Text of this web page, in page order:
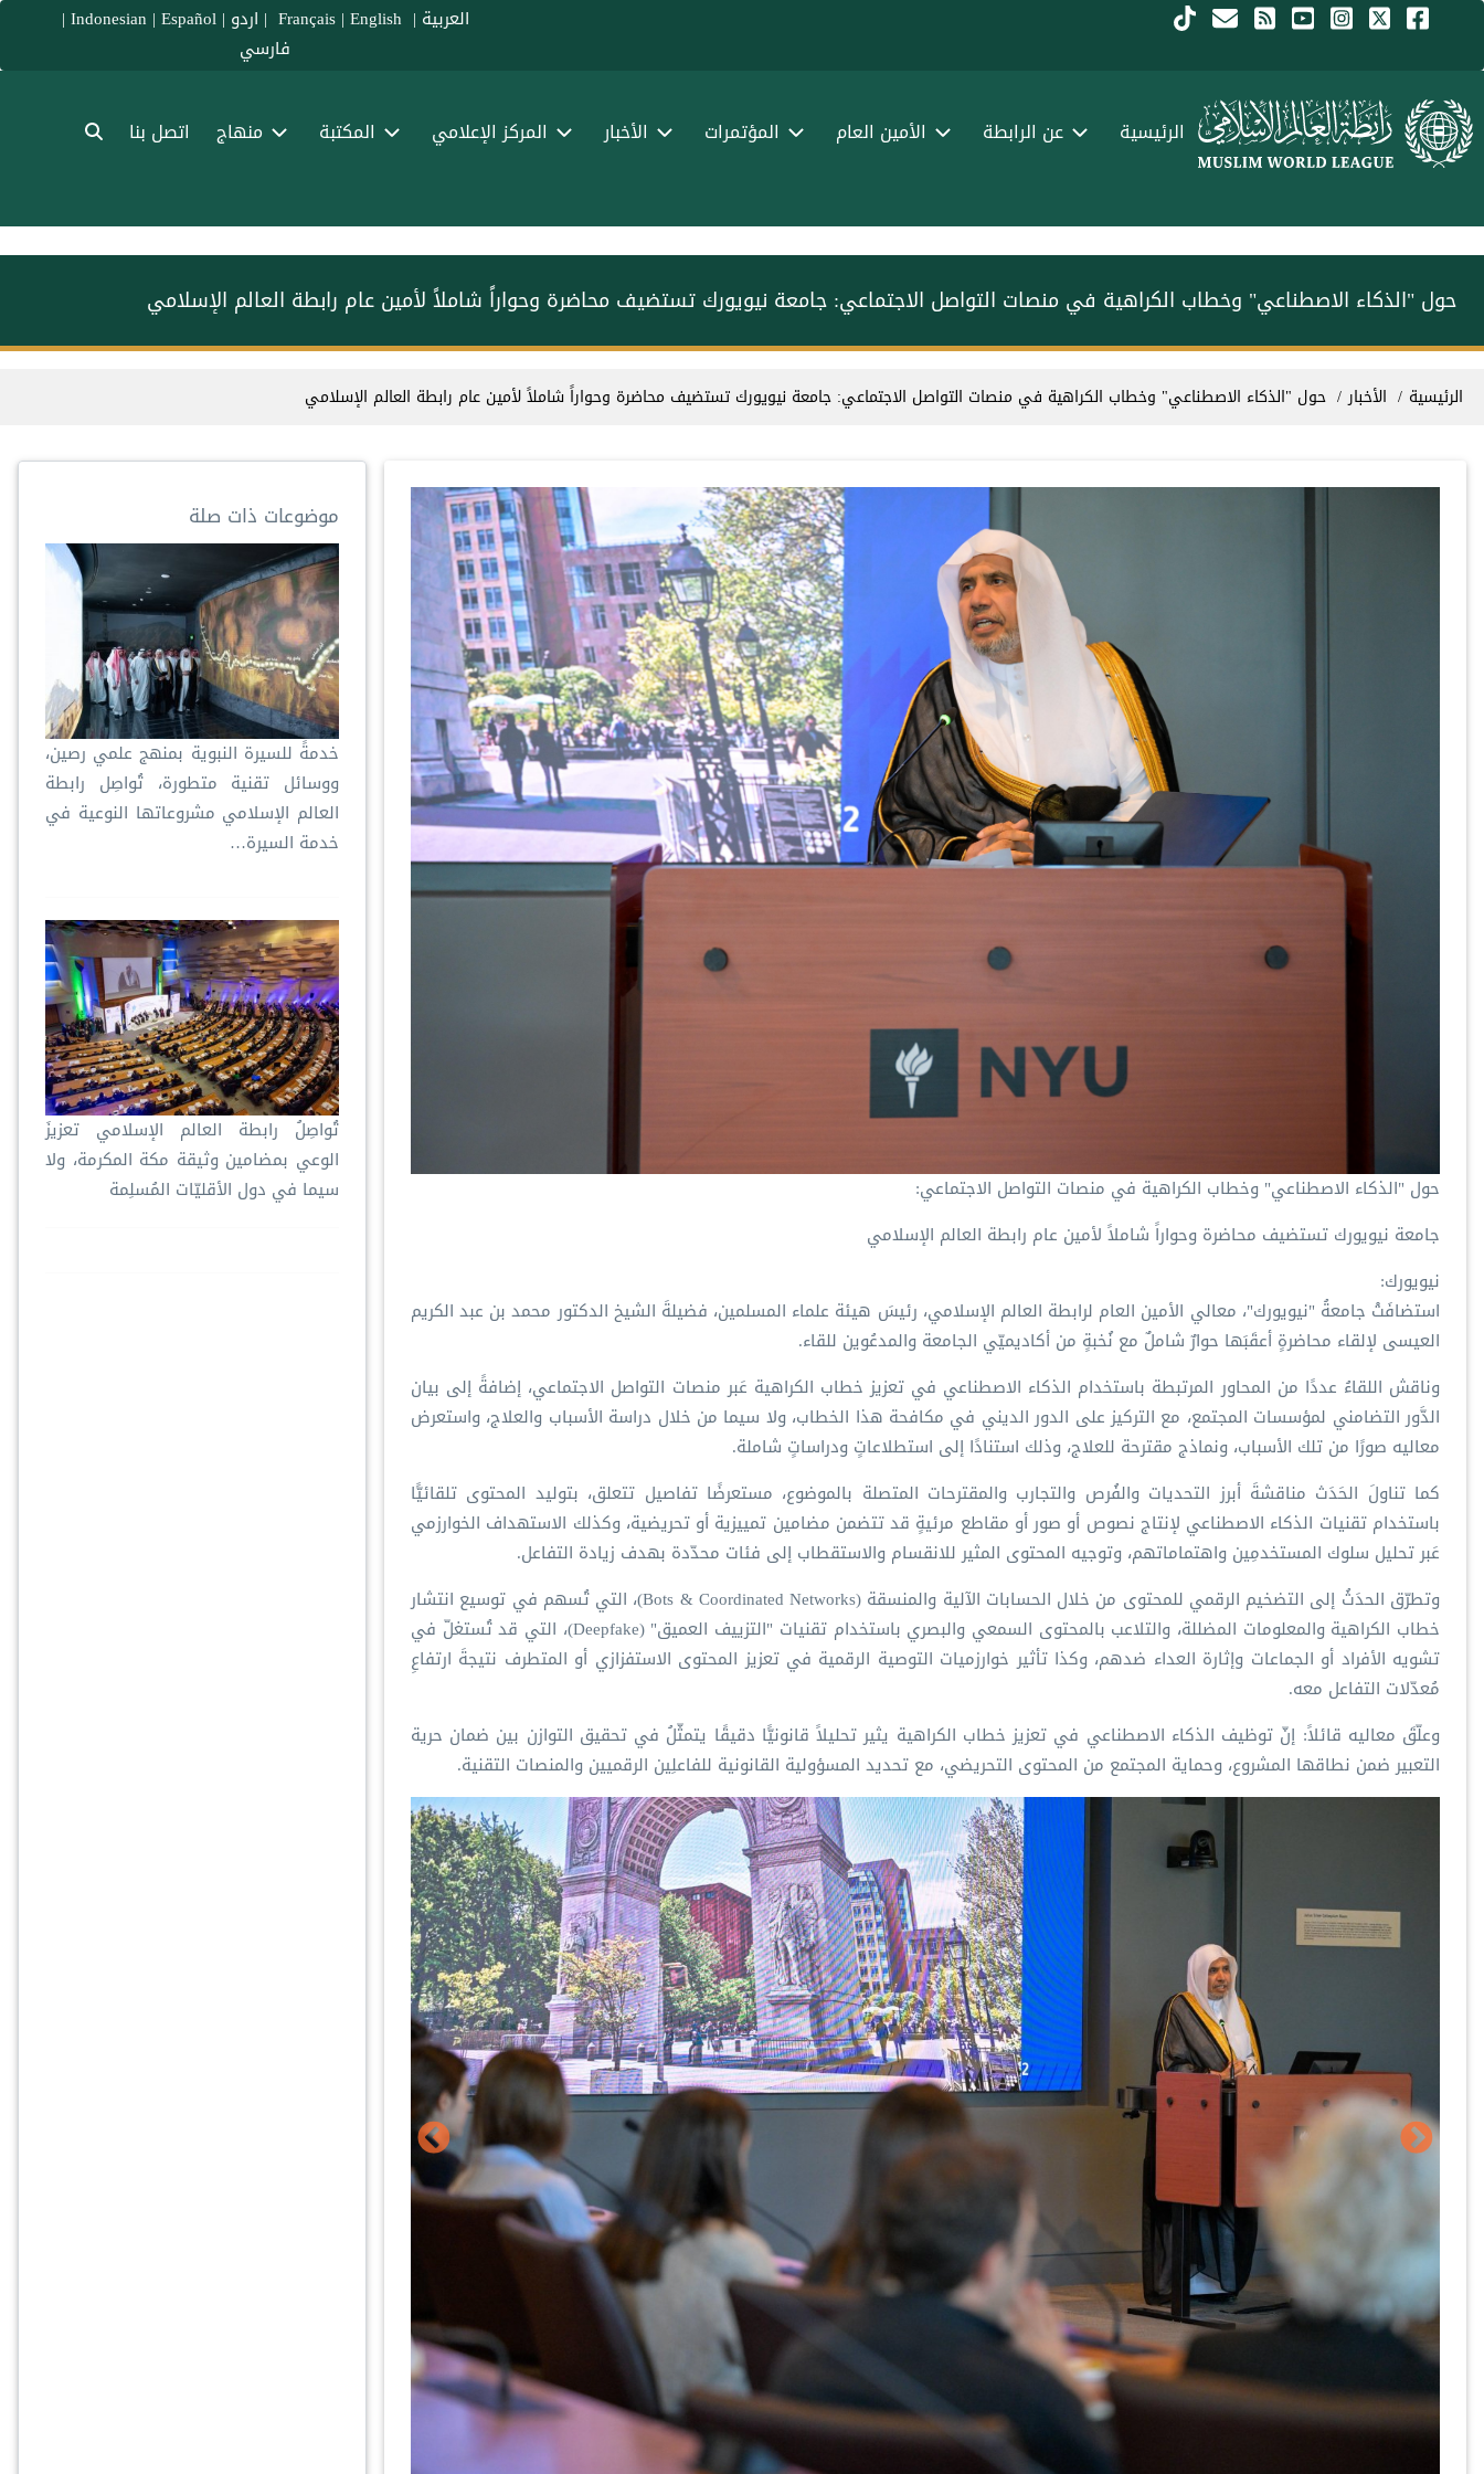
تجاوز إلى المحتوى الرئيسي العربية |
Français
| English
| اردو |
Indonesian | Español
|
فارسي
Menu Arabic الرئيسية عن الرابطة الأمين العام المؤتمرات الأخبار المركز الإعلامي المكتبة منهاج اتصل بنا
حول "الذكاء الاصطناعي" وخطاب الكراهية في منصات التواصل الاجتماعي: جامعة نيويورك تستضيف محاضرة وحواراً شاملاً لأمين عام رابطة العالم الإسلامي
مسار التنقل
الرئيسية الأخبار حول "الذكاء الاصطناعي" وخطاب الكراهية في منصات التواصل الاجتماعي: جامعة نيويورك تستضيف محاضرة وحواراً شاملاً لأمين عام رابطة العالم الإسلامي
حول "الذكاء الاصطناعي" وخطاب الكراهية في منصات التواصل الاجتماعي:
جامعة نيويورك تستضيف محاضرة وحواراً شاملاً لأمين عام رابطة العالم الإسلامي
نيويورك:
استضافَتْ جامعةُ "نيويورك"، معالي الأمين العام لرابطة العالم الإسلامي، رئيسَ هيئة علماء المسلمين، فضيلةَ الشيخ الدكتور محمد بن عبد الكريم
العيسى لإلقاء محاضرةٍ أعقَبَها حوارٌ شاملٌ مع نُخبةٍ من أكاديميّي الجامعة والمدعُوين للقاء.
‏وناقش اللقاءُ عددًا من المحاور المرتبطة باستخدام الذكاء الاصطناعي في تعزيز خطاب الكراهية عَبر منصات التواصل الاجتماعي، إضافةً إلى بيان
الدَّور التضامني لمؤسسات المجتمع، مع التركيز على الدور الديني في مكافحة هذا الخطاب، ولا سيما من خلال دراسة الأسباب والعلاج، واستعرض
معاليه صورًا من تلك الأسباب، ونماذج مقترحة للعلاج، وذلك استنادًا إلى استطلاعاتٍ ودراساتٍ شاملة.
‏كما تناولَ الحَدَث مناقشةَ أبرز التحديات والفُرص والتجارب والمقترحات المتصلة بالموضوع، مستعرضًا تفاصيل تتعلق، بتوليد المحتوى تلقائيًّا
باستخدام تقنيات الذكاء الاصطناعي لإنتاج نصوص أو صور أو مقاطع مرئيةٍ قد تتضمن مضامين تمييزية أو تحريضية، وكذلك الاستهداف الخوارزمي
عَبر تحليل سلوك المستخدمِين واهتماماتهم، وتوجيه المحتوى المثير للانقسام والاستقطاب إلى فئات محدّدة بهدف زيادة التفاعل.
وتطرّق الحدَثُ إلى التضخيم الرقمي للمحتوى من خلال الحسابات الآلية والمنسقة (Bots & Coordinated Networks)، التي تُسهم في توسيع انتشار
خطاب الكراهية والمعلومات المضللة، والتلاعب بالمحتوى السمعي والبصري باستخدام تقنيات "التزييف العميق" (Deepfake)، التي قد تُستغلّ في
تشويه الأفراد أو الجماعات وإثارة العداء ضدهم، وكذا تأثير خوارزميات التوصية الرقمية في تعزيز المحتوى الاستفزازي أو المتطرف نتيجةَ ارتفاعِ
مُعدّلات التفاعل معه.
وعلّقَ معاليه قائلاً: إنّ توظيف الذكاء الاصطناعي في تعزيز خطاب الكراهية يثير تحليلاً قانونيًّا دقيقًا يتمثّلُ في تحقيق التوازن بين ضمان حرية
التعبير ضمن نطاقها المشروع، وحماية المجتمع من المحتوى التحريضي، مع تحديد المسؤولية القانونية للفاعلِين الرقميين والمنصات التقنية.
موضوعات ذات صلة
خدمةً للسيرة النبوية بمنهج علمي رصين،
ووسائل تقنية متطورة، تُواصِل رابطة
العالم الإسلامي مشروعاتها النوعية في
خدمة السيرة…
تُواصِلُ ⁧‫رابطة العالم الإسلامي‬⁩ تعزيزَ
الوعي بمضامين وثيقة مكة المكرمة، ولا
سيما في دول الأقليّات المُسلِمة